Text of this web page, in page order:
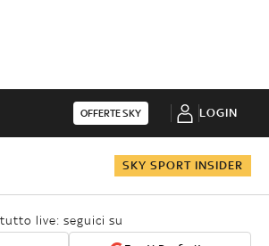
OFFERTE SKY LOGIN
SKY SPORT INSIDER
live: seguici su